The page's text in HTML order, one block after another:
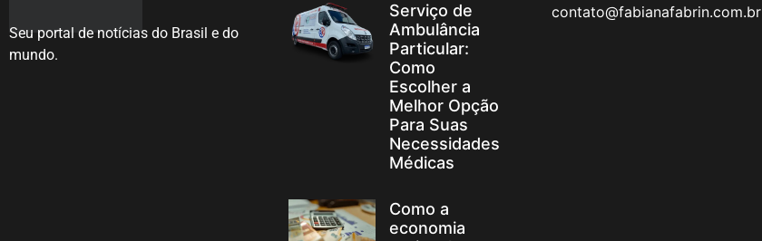
Seu portal de notícias do Brasil e do
mundo.
Serviço de
Ambulância
Particular:
Como
Escolher a
Melhor Opção
Para Suas
Necessidades
Médicas
Como a
economia
contato@fabianafabrin.com.br